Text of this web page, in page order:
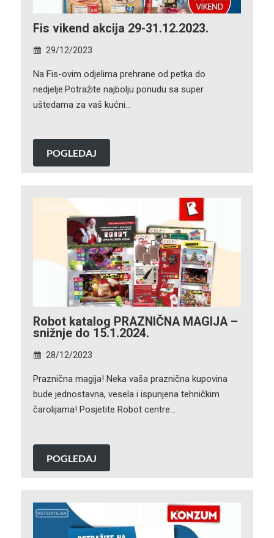
Fis vikend akcija 29-31.12.2023.
29/12/2023
Na Fis-ovim odjelima prehrane od petka do
nedjelje.Potražite najbolju ponudu sa super
uštedama za vaš kućni…
POGLEDAJ
Robot katalog PRAZNIČNA MAGIJA –
snižnje do 15.1.2024.
28/12/2023
Praznična magija! Neka vaša praznična kupovina
bude jednostavna, vesela i ispunjena tehničkim
čarolijama! Posjetite Robot centre…
POGLEDAJ